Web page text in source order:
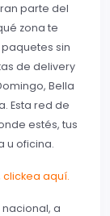
parte del
zona te
sin
de delivery
Bella
Esta red de
estés, tus
u oficina.
clickea aquí.
a